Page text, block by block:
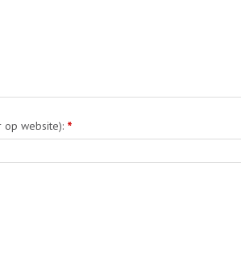
op website): *